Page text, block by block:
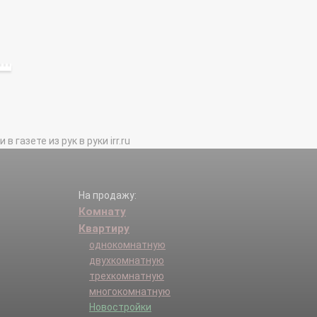
газете из рук в руки irr.ru
На продажу:
Комнату
Квартиру
однокомнатную
двухкомнатную
трехкомнатную
многокомнатную
Новостройки